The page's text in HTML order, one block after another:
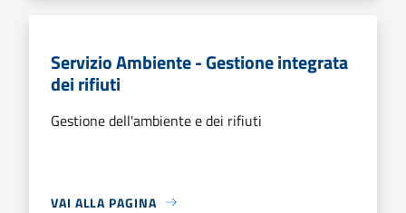
Servizio Ambiente - Gestione integrata
dei rifiuti
Gestione dell'ambiente e dei rifiuti
VAI ALLA PAGINA